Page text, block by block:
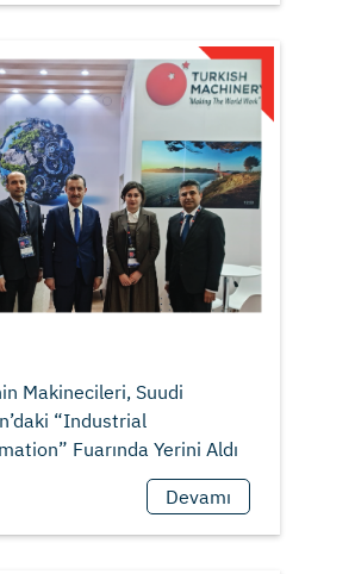
Makinecileri, Suudi
“Industrial
Devamı